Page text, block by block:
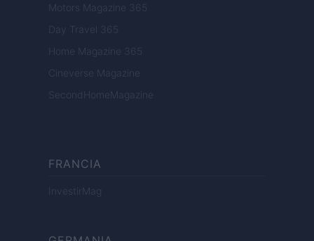
Motors Magazine 365
Day Travel 365
Home Magazine 365
Cineverse Magazine
SecondHomeMagazine
FRANCIA
InvestirMag